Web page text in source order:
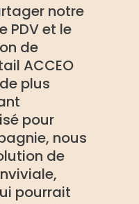
notre
PDV et le
de
ACCEO
plus
pour
nous
de
pourrait